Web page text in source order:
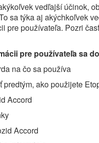
vedľajší účinok,
sa týka aj akýchkoľvek
pre používateľa. Pozri
pre používateľa sa
a na čo sa používa
predtým, ako použijete
Accord
Accord